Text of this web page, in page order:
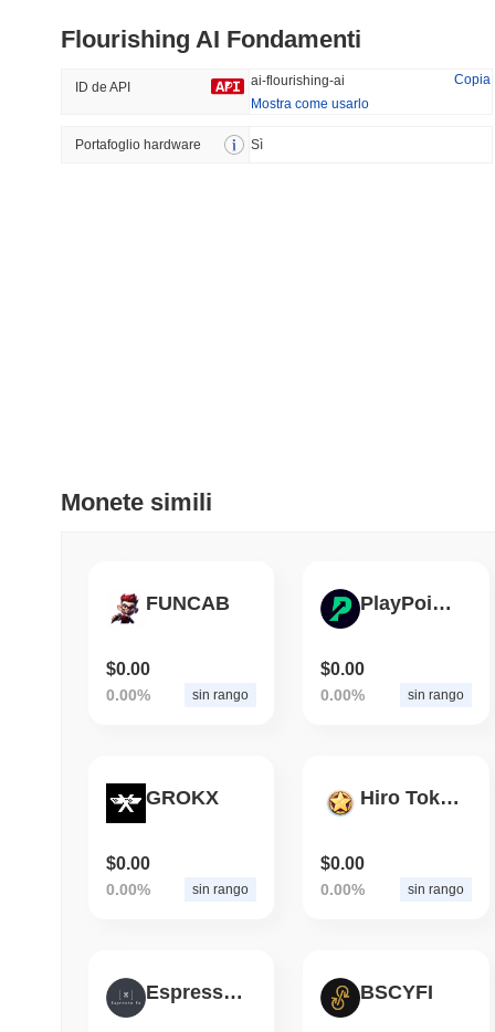
#374 #1198
Tendenze
Flourishing AI Fondamenti
ID de API ai-flourishing-ai
Copia
Mostra come usarlo
Portafoglio hardware Sì
Monete simili
FUNCAB
$0.00
0.00% sin rango
PlayPoint P2E
$0.00
0.00% sin rango
GROKX
$0.00
0.00% sin rango
Hiro Token
$0.00
0.00% sin rango
Espresso Ex BSCYFI